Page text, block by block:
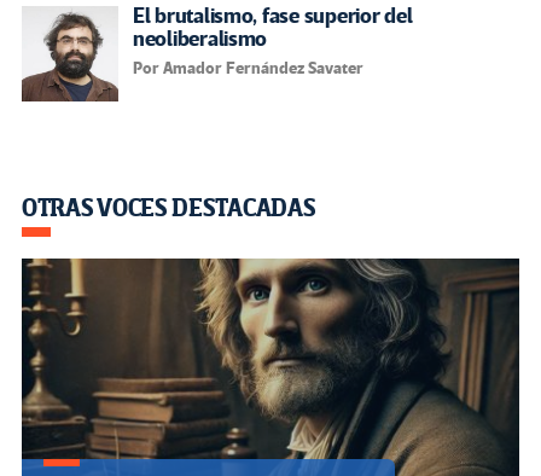
El brutalismo, fase superior del
neoliberalismo
Por Amador Fernández Savater
OTRAS VOCES DESTACADAS